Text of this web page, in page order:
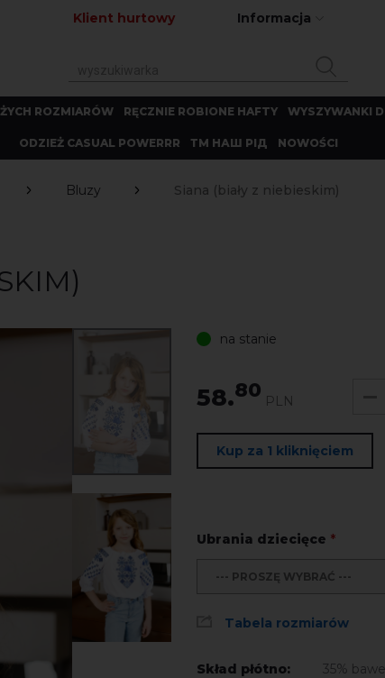
Klient hurtowy Informacja
ROZMIARÓW RĘCZNIE ROBIONE HAFTY WYSZYWANKI
ODZIEŻ CASUAL POWERRR ТМ НАШ РІД NOWOŚCI
Bluzy Siana (biały z niebieskim)
na stanie
58.80 PLN
Kup za 1 kliknięciem
Ubrania dziecięce *
--- PROSZĘ WYBRAĆ ---
Tabela rozmiarów
Skład płótno: 35%